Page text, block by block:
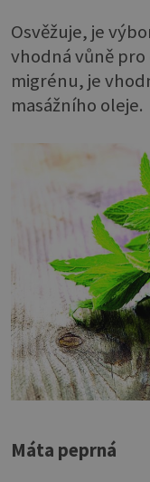
Osvěžuje, je
vhodná vůně
migrénu, je
masážního oleje.
Máta peprná